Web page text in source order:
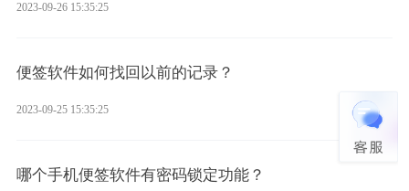
2023-09-26 15:35:25
便签软件如何找回以前的记录？
2023-09-25 15:35:25
哪个手机便签软件有密码锁定功能？